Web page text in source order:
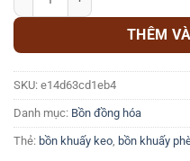
THÊM
SKU: e14d63cd1eb4
Danh mục: Bồn đồng hóa
Thẻ: bồn khuấy keo, bồn khuấy